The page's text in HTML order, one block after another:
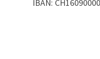
IBAN: